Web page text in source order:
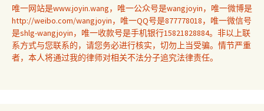
唯一网站是www.joyin.wang，唯一公众号是wangjoyin，唯一微博是
http://weibo.com/wangjoyin，唯一QQ号是877778018，唯一微信号
是shlg-wangjoyin，唯一收款号是手机银行15821828884。非以上联
系方式与您联系的，请您务必进行核实，切勿上当受骗。情节严重
者，本人将通过我的律师对相关不法分子追究法律责任。